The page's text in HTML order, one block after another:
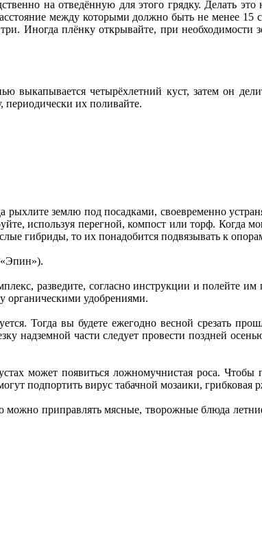
на отведённую для этого грядку. Делать
между которыми должно быть не менее 15
Иногда плёнку открывайте, при
четырёхлетний куст, затем он
периодически их поливайте.
землю под посадками, своевременно
используя перегной, компост или торф. Когда
гибриды, то их понадобится подвязывать к
разведите, согласно инструкции и полейте им
органическими удобрениями.
Тогда вы будете ежегодно весной срезать
надземной части следует провести поздней
может появиться ложномучнистая роса. Чтобы
подпортить вирус табачной мозаики, грибковая
приправлять мясные, творожные блюда